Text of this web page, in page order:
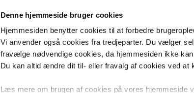
Denne hjemmeside bruger cookies
Hjemmesiden benytter cookies til at forbedre
Vi anvender også cookies fra tredjeparter. Du vælger
fravælge nødvendige cookies, da hjemmesiden ikke
Du kan altid ændre dit til- eller fravalg af cookies ved at
Læs mere om brugen af cookies på vores hjemmeside
Social